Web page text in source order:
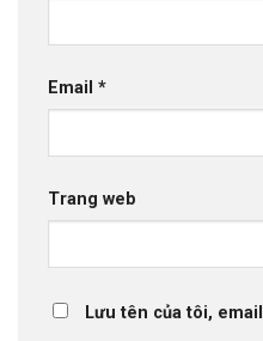
Email *
Trang web
Lưu tên của tôi,